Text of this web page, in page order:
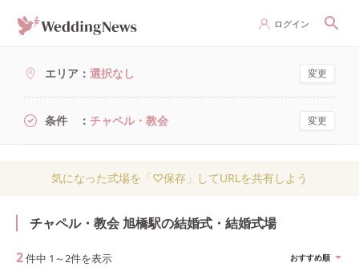
ログイン
エリア 選択なし 変更
条件 チャペル・教会 変更
気になった式場を「♡保存」してURLを共有しよう
チャペル・教会 旭橋駅の結婚式・結婚式場
2件中 1 ～ 2件を表示 おすすめ順